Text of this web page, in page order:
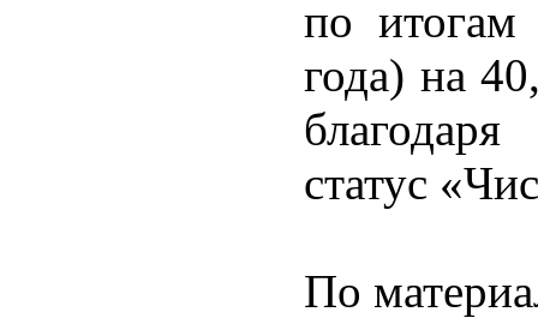
по итогам
года) на
статус
По